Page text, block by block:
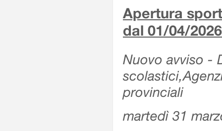
Apertura
dal 01/04/2026
Nuovo avviso -
provinciali
martedì 31